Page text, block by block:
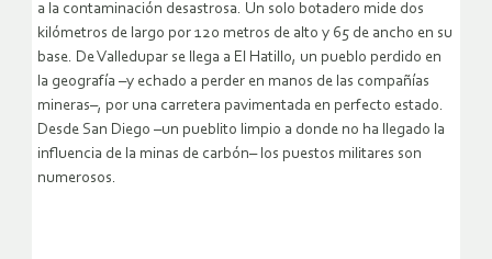
a la contaminación desastrosa. Un solo botadero mide dos
kilómetros de largo por 120 metros de alto y 65 de ancho en su
base. De Valledupar se llega a El Hatillo, un pueblo perdido en
la geografía –y echado a perder en manos de las compañías
mineras–, por una carretera pavimentada en perfecto estado.
Desde San Diego –un pueblito limpio a donde no ha llegado la
influencia de la minas de carbón– los puestos militares son
numerosos.